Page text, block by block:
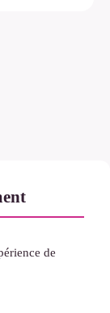
de